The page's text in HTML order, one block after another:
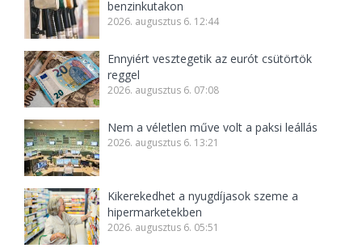
benzinkutakon
2026. augusztus 6. 12:44
Ennyiért vesztegetik az eurót csütörtök
reggel
2026. augusztus 6. 07:08
Nem a véletlen műve volt a paksi leállás
2026. augusztus 6. 13:21
Kikerekedhet a nyugdíjasok szeme a
hipermarketekben
2026. augusztus 6. 05:51